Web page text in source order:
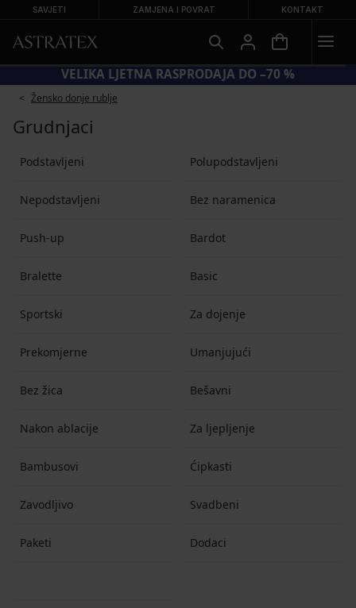
SAVJETI ZAMJENA I POVRAT KONTAKT
VELIKA LJETNA RASPRODAJA
Žensko donje rublje
Grudnjaci
Podstavljeni Polupodstavljeni
Nepodstavljeni Bez naramenica
Push-up Bardot
Bralette Basic
Sportski Za dojenje
Prekomjerne Umanjujući
Bez žica Bešavni
Nakon ablacije Za ljepljenje
Bambusovi Ćipkasti
Zavodljivo Svadbeni
Paketi Dodaci